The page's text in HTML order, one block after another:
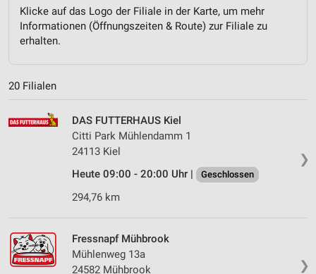
Klicke auf das Logo der Filiale in der Karte, um mehr
Informationen (Öffnungszeiten & Route) zur Filiale zu
erhalten.
20 Filialen
❯
DAS FUTTERHAUS Kiel
Citti Park Mühlendamm 1
24113 Kiel
Heute 09:00 - 20:00 Uhr |
Geschlossen
294,76 km
❯
Fressnapf Mühbrook
Mühlenweg 13a
24582 Mühbrook